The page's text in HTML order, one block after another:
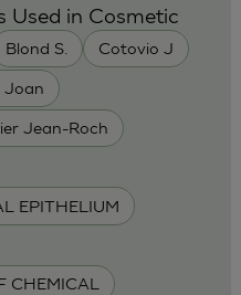
Blond S. Cotovio J
Joan
Jean-Roch
EPITHELIUM
CHEMICAL
Used in Cosmetic